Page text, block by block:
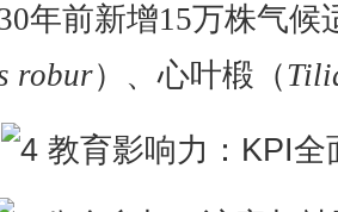
年前新增15万株气候
robur） 、心叶椴 （